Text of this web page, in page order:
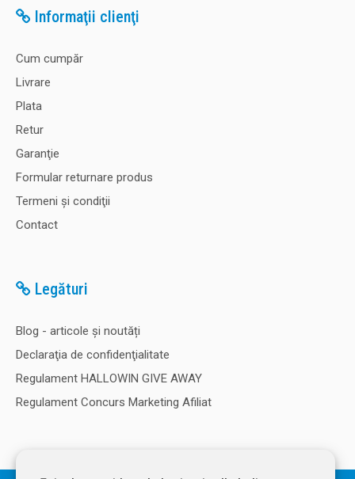
Informaţii clienţi
Cum cumpăr
Livrare
Plata
Retur
Garanţie
Formular returnare produs
Termeni şi condiţii
Contact
Legături
Blog - articole și noutăți
Declaraţia de confidenţialitate
Regulament HALLOWIN GIVE AWAY
Regulament Concurs Marketing Afiliat